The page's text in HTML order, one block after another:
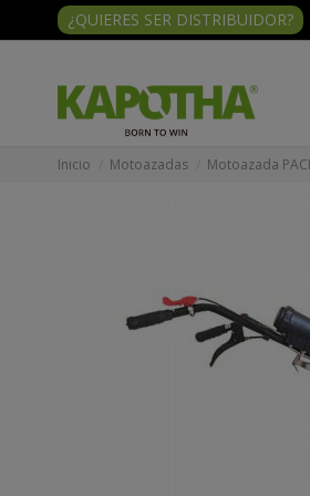
¿QUIERES SER DISTRIBUIDOR?
Inicio Motoazadas Motoazada